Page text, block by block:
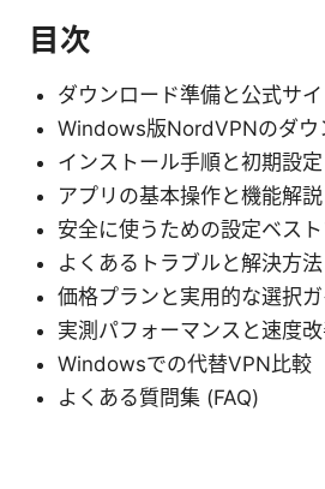
目次
ダウンロード準備と公式サ
Windows版NordVPNのダウ
インストール手順と初期設定
アプリの基本操作と機能解説
安全に使うための設定ベス
よくあるトラブルと解決方法
価格プランと実用的な選択
実測パフォーマンスと速度
Windowsでの代替VPN比較
よくある質問集 (FAQ)